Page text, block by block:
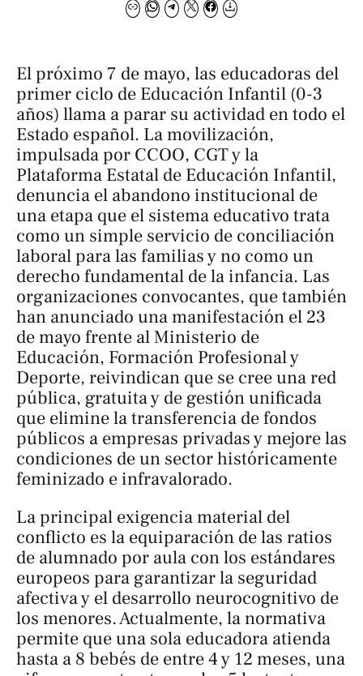
El próximo 7 de mayo, las educadoras del
primer ciclo de Educación Infantil (0-3
años) llama a parar su actividad en todo el
Estado español. La movilización,
impulsada por CCOO, CGT y la
Plataforma Estatal de Educación Infantil,
denuncia el abandono institucional de
una etapa que el sistema educativo trata
como un simple servicio de conciliación
laboral para las familias y no como un
derecho fundamental de la infancia. Las
organizaciones convocantes, que también
han anunciado una manifestación el 23
de mayo frente al Ministerio de
Educación, Formación Profesional y
Deporte, reivindican que se cree una red
pública, gratuita y de gestión unificada
que elimine la transferencia de fondos
públicos a empresas privadas y mejore las
condiciones de un sector históricamente
feminizado e infravalorado.
La principal exigencia material del
conflicto es la equiparación de las ratios
de alumnado por aula con los estándares
europeos para garantizar la seguridad
afectiva y el desarrollo neurocognitivo de
los menores. Actualmente, la normativa
permite que una sola educadora atienda
hasta a 8 bebés de entre 4 y 12 meses, una